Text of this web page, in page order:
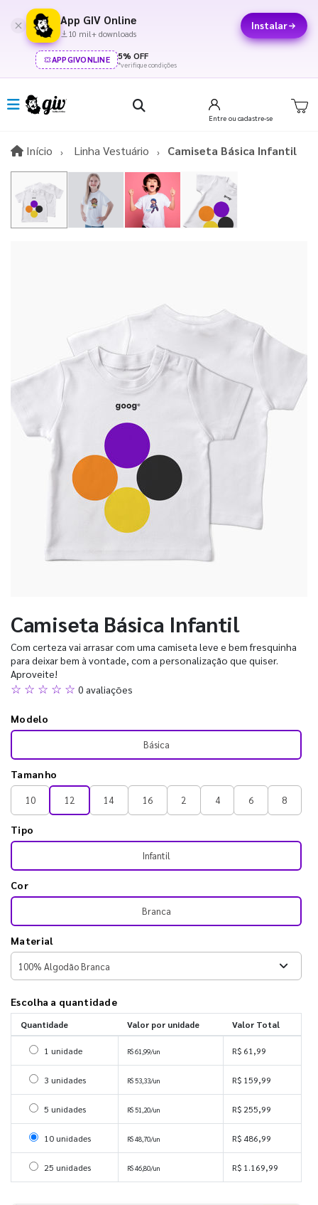
App GIV Online
10 mil+ downloads
Instalar
APPGIVONLINE 5% OFF
*verifique condições
Entre ou cadastre-se
Início InícioLinha Vestuário Camiseta Básica Infantil
Camiseta Básica Infantil
Com certeza vai arrasar com uma camiseta leve e bem fresquinha
para deixar bem à vontade, com a personalização que quiser.
Aproveite!
☆ ☆ ☆ ☆ ☆ 0 avaliações
Modelo
Básica
Tamanho
10 12 14 16 2 4 6 8
Tipo
Infantil
Cor
Branca
Material
Escolha a quantidade
Quantidade Valor por unidade Valor Total
Selecionar 1 unidade
1 unidade R$ 61,99/un R$ 61,99
Selecionar 3 unidades
3 unidades R$ 53,33/un R$ 159,99
Selecionar 5 unidades
5 unidades R$ 51,20/un R$ 255,99
Selecionar 10 unidades
10 unidades R$ 48,70/un R$ 486,99
Selecionar 25 unidades
25 unidades R$ 46,80/un R$ 1.169,99